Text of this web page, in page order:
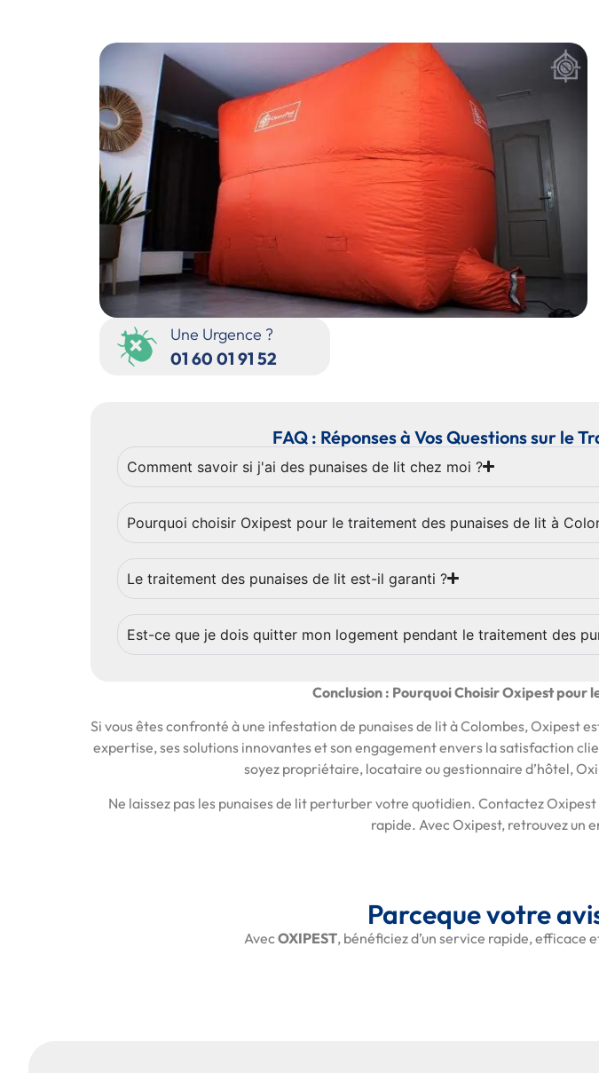
Une Urgence ?
01 60 01 91 52
FAQ : Réponses à Vos Questions sur le
Comment savoir si j'ai des punaises de lit chez moi ?
Pourquoi choisir Oxipest pour le traitement des punaises de lit à
Le traitement des punaises de lit est-il garanti ?
Est-ce que je dois quitter mon logement pendant le traitement des
Conclusion : Pourquoi Choisir Oxipest pour
Si vous êtes confronté à une infestation de punaises de lit à Colombes,
expertise, ses solutions innovantes et son engagement envers la satisfaction
soyez propriétaire, locataire ou gestionnaire d’hôtel,
Ne laissez pas les punaises de lit perturber votre quotidien. Contactez
rapide. Avec Oxipest, retrouvez un
Parceque votre
AvecOXIPEST, bénéficiez d’un service rapide, efficace